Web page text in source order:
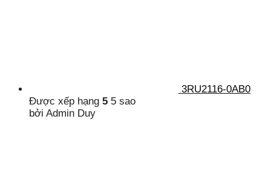
3RU2116-0AB0
Được xếp hạng 5 5 sao
bởi Admin Duy